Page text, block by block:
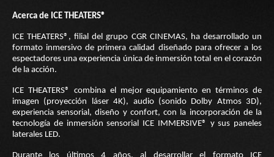
Acerca de ICE THEATERS®
ICE THEATERS®, filial del grupo CGR CINEMAS, ha desarrollado un
formato inmersivo de primera calidad diseñado para ofrecer a los
espectadores una experiencia única de inmersión total en el corazón
de la acción.
ICE THEATERS® combina el mejor equipamiento en términos de
imagen (proyección láser 4K), audio (sonido Dolby Atmos 3D),
experiencia sensorial, diseño y confort, con la incorporación de la
tecnología de inmersión sensorial ICE IMMERSIVE® y sus paneles
laterales LED.